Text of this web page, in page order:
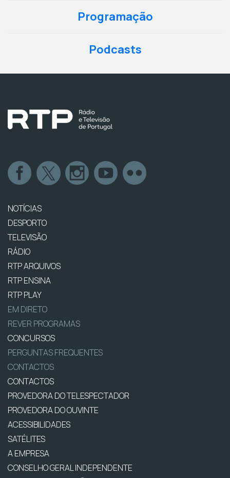
Programação
Podcasts
NOTÍCIAS
DESPORTO
TELEVISÃO
RÁDIO
RTP ARQUIVOS
RTP ENSINA
RTP PLAY
EM DIRETO
REVER PROGRAMAS
CONCURSOS
PERGUNTAS FREQUENTES
CONTACTOS
CONTACTOS
PROVEDORA DO TELESPECTADOR
PROVEDORA DO OUVINTE
ACESSIBILIDADES
SATÉLITES
A EMPRESA
CONSELHO GERAL INDEPENDENTE